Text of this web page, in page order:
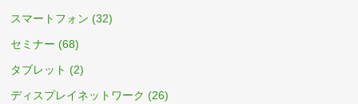
スマートフォン (32)
セミナー (68)
タブレット (2)
ディスプレイネットワーク (26)